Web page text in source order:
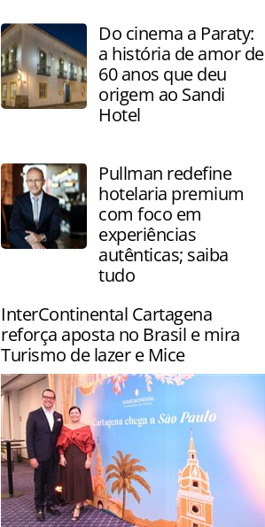
Do cinema a Paraty:
a história de amor de
60 anos que deu
origem ao Sandi
Hotel
Pullman redefine
hotelaria premium
com foco em
experiências
autênticas; saiba
tudo
InterContinental Cartagena
reforça aposta no Brasil e mira
Turismo de lazer e Mice